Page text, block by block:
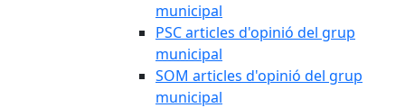
municipal
PSC articles d'opinió del grup
municipal
SOM articles d'opinió del grup
municipal